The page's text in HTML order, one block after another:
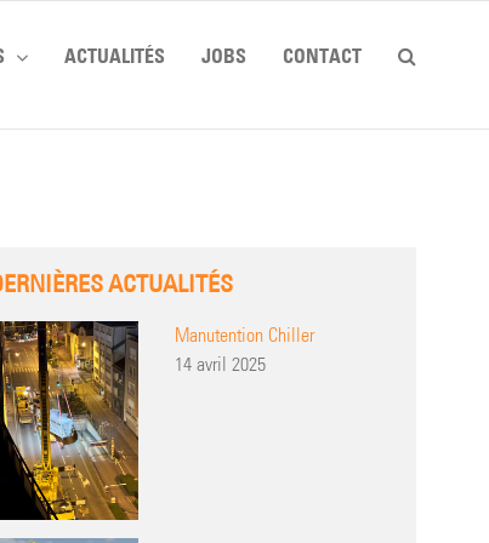
ACTUALITÉS JOBS CONTACT
ACTUALITÉS
Manutention Chiller
14 avril 2025